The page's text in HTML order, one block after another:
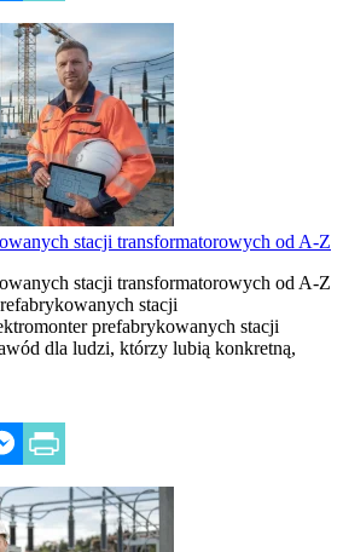
stacji transformatorowych od A-Z
stacji transformatorowych od A-Z
stacji
prefabrykowanych stacji
dla ludzi, którzy lubią konkretną,